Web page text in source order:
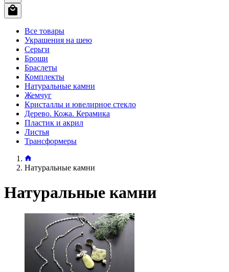
Все товары
Украшения на шею
Серьги
Броши
Браслеты
Комплекты
Натуральные камни
Жемчуг
Кристаллы и ювелирное стекло
Дерево. Кожа. Керамика
Пластик и акрил
Листья
Трансформеры
Натуральные камни
Натуральные камни